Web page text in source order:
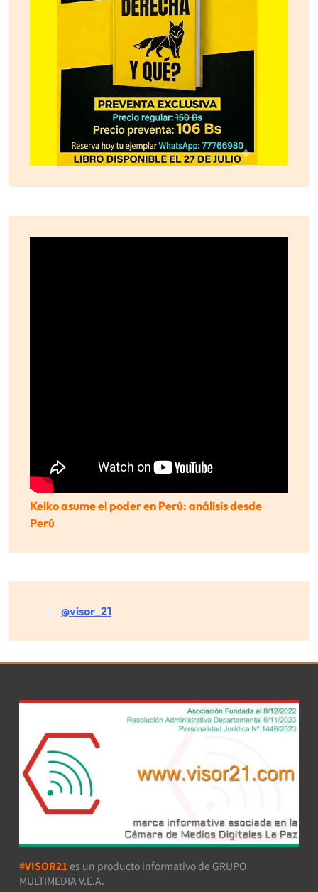
Keiko asume el poder en Perú: análisis desde
Perú
@visor_21
#VISOR21 es un producto informativo de GRUPO
MULTIMEDIA V.E.A.